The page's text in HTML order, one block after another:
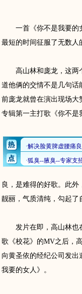
一首《你不是我要的女
最短的时间征服了无数人
高山林和庞龙，这两个
道他俩的交情不是几句话
前庞龙就曾在演出现场大
专辑第一主打歌《你不是
良，是难得的好歌。此
靓丽，气质清纯，勾起了
发片在即，高山林也在
歌《校花》的MV之后，
向黄圣依的经纪公司发
我要的女人》。